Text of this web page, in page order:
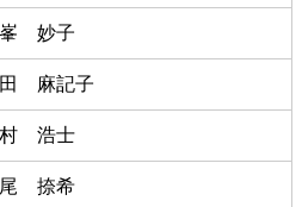
妙子
麻記子
浩士
捺希